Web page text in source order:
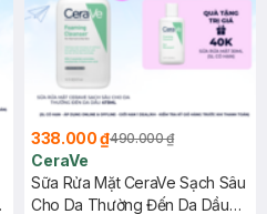
338.000 ₫490.000 ₫
CeraVe
Sữa Rửa Mặt CeraVe Sạch Sâu
Cho Da Thường Đến Da Dầu